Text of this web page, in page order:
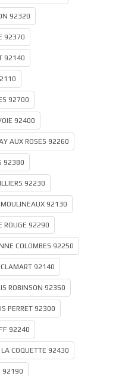
92320
92370
92140
92700
92400
AUX ROSES 92260
92380
92230
92130
92290
COLOMBES 92250
92140
ROBINSON 92350
PERRET 92300
92240
COQUETTE 92430
92190